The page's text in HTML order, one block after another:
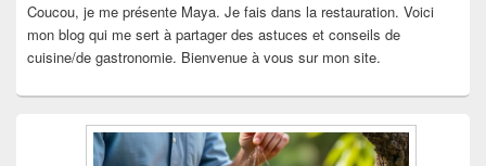
Coucou, je me présente Maya. Je fais dans la restauration. Voici
mon blog qui me sert à partager des astuces et conseils de
cuisine/de gastronomie. Bienvenue à vous sur mon site.